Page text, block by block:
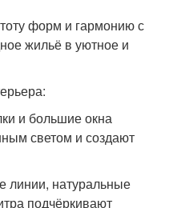
форм и гармонию с
жильё в уютное и
и большие окна
светом и создают
линии, натуральные
подчёркивают